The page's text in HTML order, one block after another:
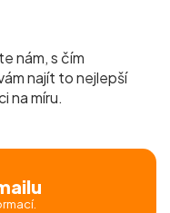
nám, s čím
najít to nejlepší
na míru.